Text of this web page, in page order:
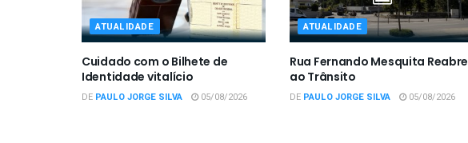
ATUALIDADE
Cuidado com o Bilhete de
Identidade vitalício
DE PAULO JORGE SILVA 05/08/2026
ATUALIDADE
Rua Fernando Mesquita Reabre
ao Trânsito
DE PAULO JORGE SILVA 05/08/2026